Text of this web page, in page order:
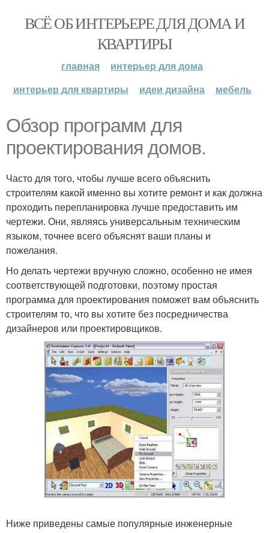
ВСЁ ОБ ИНТЕРЬЕРЕ ДЛЯ ДОМА И
КВАРТИРЫ
главная
интерьер для дома
интерьер для квартиры
идеи дизайна мебель
Обзор программ для
проектирования домов.
Часто для того, чтобы лучше всего объяснить
строителям какой именно вы хотите ремонт и как должна
проходить перепланировка лучше предоставить им
чертежи. Они, являясь универсальным техническим
языком, точнее всего объяснят ваши планы и
пожелания.
Но делать чертежи вручную сложно, особенно не имея
соответствующей подготовки, поэтому простая
программа для проектирования поможет вам объяснить
строителям то, что вы хотите без посредничества
дизайнеров или проектировщиков.
Ниже приведены самые популярные инженерные